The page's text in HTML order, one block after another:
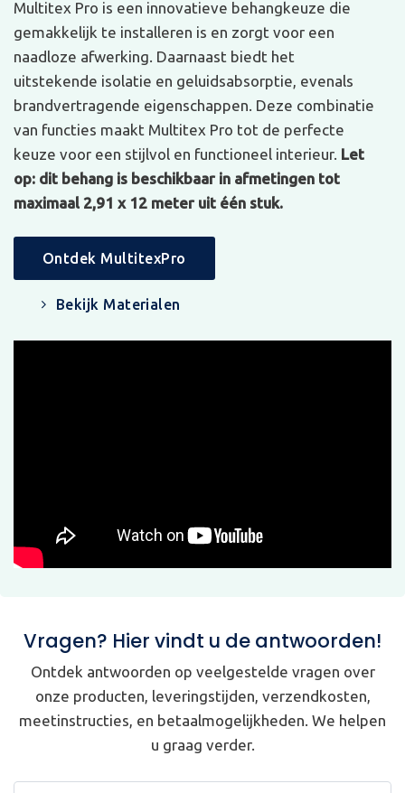
Multitex Pro is een innovatieve behangkeuze die
gemakkelijk te installeren is en zorgt voor een
naadloze afwerking. Daarnaast biedt het
uitstekende isolatie en geluidsabsorptie, evenals
brandvertragende eigenschappen. Deze combinatie
van functies maakt Multitex Pro tot de perfecte
keuze voor een stijlvol en functioneel interieur. Let
op: dit behang is beschikbaar in afmetingen tot
maximaal 2,91 x 12 meter uit één stuk.
Ontdek MultitexPro
Bekijk Materialen
Vragen? Hier vindt u de antwoorden!
Ontdek antwoorden op veelgestelde vragen over
onze producten, leveringstijden, verzendkosten,
meetinstructies, en betaalmogelijkheden. We helpen
u graag verder.